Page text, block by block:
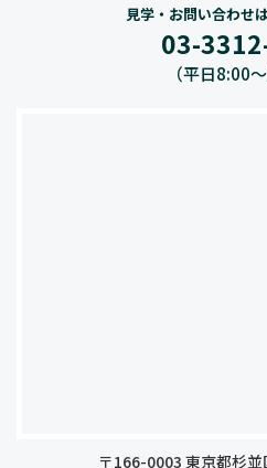
見学・お問い合わせ
03-
（平日8:00
〒166-0003 東京都杉